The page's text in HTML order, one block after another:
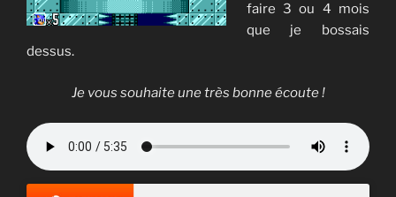
faire 3 ou 4 mois
que je bossais
dessus.
Je vous souhaite une très bonne écoute !